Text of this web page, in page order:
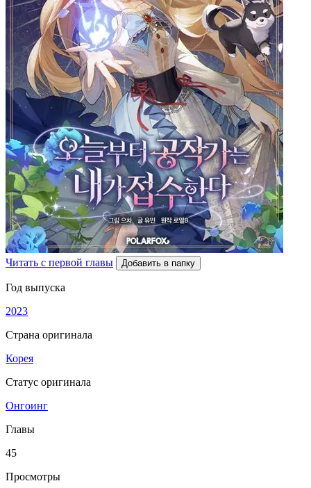
Читать с первой главы Добавить в папку
Год выпуска
2023
Страна оригинала
Корея
Статус оригинала
Онгоинг
Главы
45
Просмотры